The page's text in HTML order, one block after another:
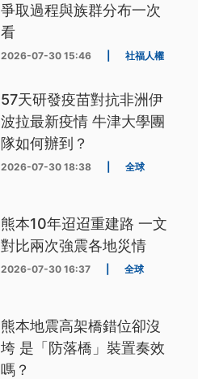
爭取過程與族群分布一次
看
2026-07-30 15:46 社福人權
57天研發疫苗對抗非洲伊
波拉最新疫情 牛津大學團
隊如何辦到？
2026-07-30 18:38 全球
熊本10年迢迢重建路 一文
對比兩次強震各地災情
2026-07-30 16:37 全球
熊本地震高架橋錯位卻沒
垮 是「防落橋」裝置奏效
嗎？